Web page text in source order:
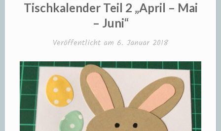
Tischkalender Teil 2 „April – Mai
– Juni“
Veröffentlicht am 6. Januar 2018